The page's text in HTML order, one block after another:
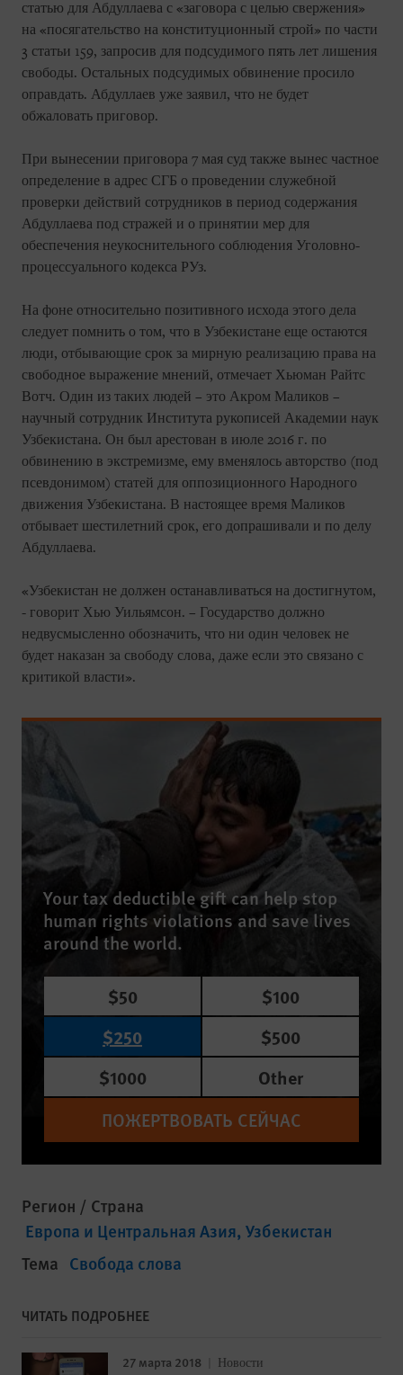
статью для Абдуллаева с «заговора с целью свержения»
на «посягательство на конституционный строй» по части
3 статьи 159, запросив для подсудимого пять лет лишения
свободы. Остальных подсудимых обвинение просило
оправдать. Абдуллаев уже заявил, что не будет
обжаловать приговор.
При вынесении приговора 7 мая суд также вынес частное
определение в адрес СГБ о проведении служебной
проверки действий сотрудников в период содержания
Абдуллаева под стражей и о принятии мер для
обеспечения неукоснительного соблюдения Уголовно-
процессуального кодекса РУз.
На фоне относительно позитивного исхода этого дела
следует помнить о том, что в Узбекистане еще остаются
люди, отбывающие срок за мирную реализацию права на
свободное выражение мнений, отмечает Хьюман Райтс
Вотч. Один из таких людей – это Акром Маликов –
научный сотрудник Института рукописей Академии наук
Узбекистана. Он был арестован в июле 2016 г. по
обвинению в экстремизме, ему вменялось авторство (под
псевдонимом) статей для оппозиционного Народного
движения Узбекистана. В настоящее время Маликов
отбывает шестилетний срок, его допрашивали и по делу
Абдуллаева.
«Узбекистан не должен останавливаться на достигнутом,
- говорит Хью Уильямсон. – Государство должно
недвусмысленно обозначить, что ни один человек не
будет наказан за свободу слова, даже если это связано с
критикой власти».
Your tax deductible gift can help stop
human rights violations and save lives
around the world.
$50
$100
$250
$500
$1000
Other
ПОЖЕРТВОВАТЬ СЕЙЧАС
Регион / Страна
Европа и Центральная Азия Узбекистан
Тема Свобода слова
ЧИТАТЬ ПОДРОБНЕЕ
27 марта 2018 Новости